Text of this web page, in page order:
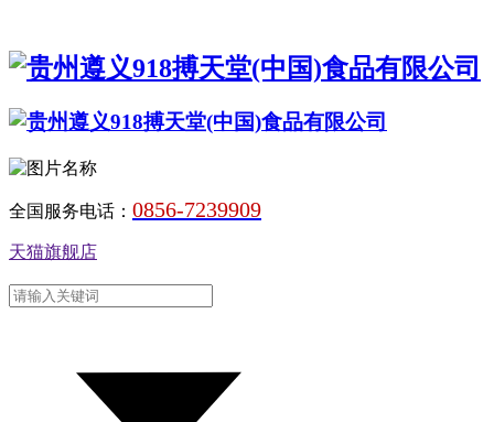
全国服务电话： 0856-7239909
天猫旗舰店